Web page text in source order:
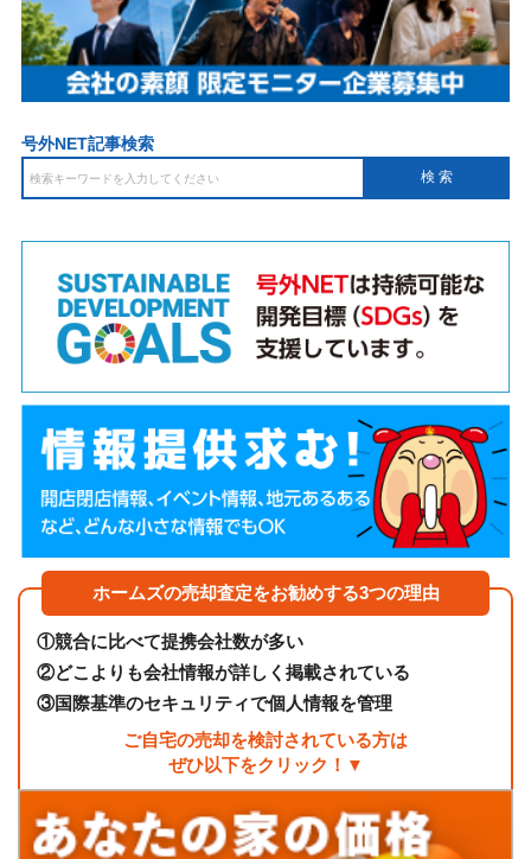
号外NET記事検索
ホームズの売却査定をお勧めする3つの理由
①競合に比べて提携会社数が多い
②どこよりも会社情報が詳しく掲載されている
③国際基準のセキュリティで個人情報を管理
ご自宅の売却を検討されている方は
ぜひ以下をクリック！▼